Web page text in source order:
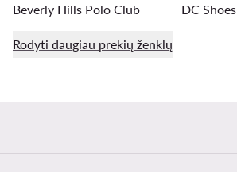
Beverly Hills Polo Club DC Shoes
Rodyti daugiau prekių ženklų